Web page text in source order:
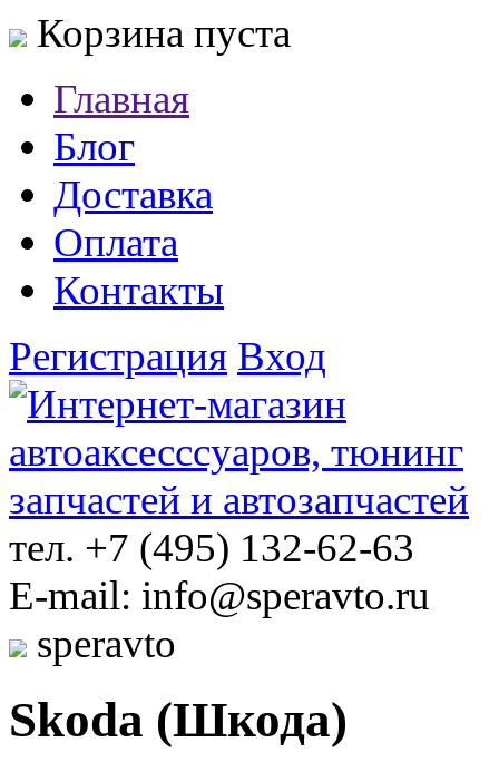
Корзина пуста
Главная
Блог
Доставка
Оплата
Контакты
Регистрация Вход
тел. +7 (495) 132-62-63
E-mail: info@speravto.ru
speravto
Skoda (Шкода)